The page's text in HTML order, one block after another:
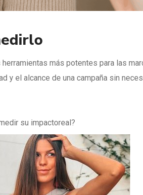
más potentes para las
y el alcance de una campaña sin
su impactoreal?